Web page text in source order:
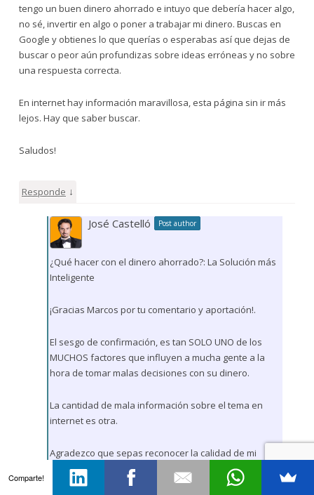
tengo un buen dinero ahorrado e intuyo que debería hacer algo,
no sé, invertir en algo o poner a trabajar mi dinero. Buscas en
Google y obtienes lo que querías o esperabas así que dejas de
buscar o peor aún profundizas sobre ideas erróneas y no sobre
una respuesta correcta.
En internet hay información maravillosa, esta página sin ir más
lejos. Hay que saber buscar.
Saludos!
Responde ↓
José Castelló Post author
¿Qué hacer con el dinero ahorrado?: La Solución más
Inteligente
¡Gracias Marcos por tu comentario y aportación!.
El sesgo de confirmación, es tan SOLO UNO de los
MUCHOS factores que influyen a mucha gente a la
hora de tomar malas decisiones con su dinero.
La cantidad de mala información sobre el tema en
internet es otra.
Agradezco que sepas reconocer la calidad de mi
Business School, pero es precisamente porque no
encuentro nada que se compare en calidad que no
Comparte!